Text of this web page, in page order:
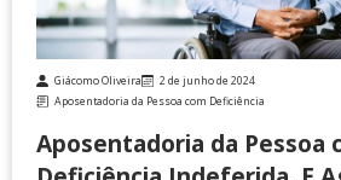
Giácomo Oliveira
2 de junho de 2024
Aposentadoria da Pessoa com Deficiência
Aposentadoria da Pessoa